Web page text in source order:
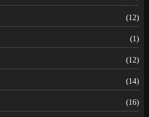
(12)
(1)
(12)
(14)
(16)